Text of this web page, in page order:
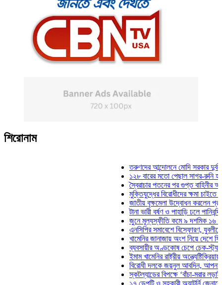
শিরোনাম
তরুণদের আন্দোলনে মোদি সরকার দুর্বল
১২৮ বারের মতো পেছাল সাগর-রুনি হত্যা
স্বৈরাচার পতনের পর গুপ্ত বাহিনীর
মুক্তিযুদ্ধের বিরোধীদের ক্ষমা চাইতে হবে:
জাতীয় বৃক্ষমেলা উদ্বোধন করলেন প্রধানমন্ত্রী
টানা ভারী বর্ষণ ও পাহাড়ি ঢলে পানিবন্দি
জুনে মূল্যস্ফীতি কমে ৯ দশমিক ১৬ শতাংশ
এনসিপির সমাবেশে বিস্ফোরণ, যুবলীগের দুই
খামেনির জানাজায় অংশ নিয়ে দেশে ফিরলেন
ব্যবসায়ীর অণ্ডকোষ চেপে চেক-স্ট্যাম্পে
ইমাম খামেনির রাষ্ট্রীয় অন্ত্যেষ্টিক্রিয়ায়
বিরোধী দলকে জয়নুল আবদিন, আপনারা ৭১
স্কটল্যান্ডের বিপক্ষে ‘বাঁচা-মরার লড়াইয়ে’
১৭ ডেপুটি ও সহকারী অ্যাটর্নি জেনারেলের